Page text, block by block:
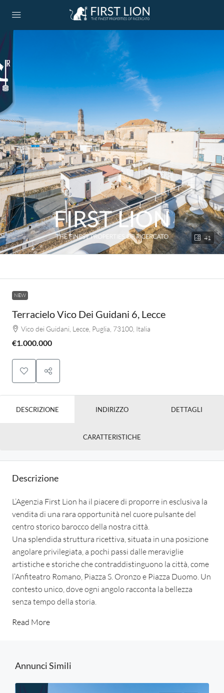
41
NEW
Terracielo Vico Dei Guidani 6, Lecce
Vico dei Guidani, Lecce, Puglia, 73100, Italia
€1.000.000
DESCRIZIONE INDIRIZZO DETTAGLI
CARATTERISTICHE
Descrizione
L’Agenzia First Lion ha il piacere di proporre in esclusiva la
vendita di una rara opportunità nel cuore pulsante del
centro storico barocco della nostra città.
Una splendida struttura ricettiva, situata in una posizione
angolare privilegiata, a pochi passi dalle meraviglie
artistiche e storiche che contraddistinguono la città, come
l’Anfiteatro Romano, Piazza S. Oronzo e Piazza Duomo. Un
contesto unico, dove ogni angolo racconta la bellezza
senza tempo della storia.
Read More
Annunci Simili